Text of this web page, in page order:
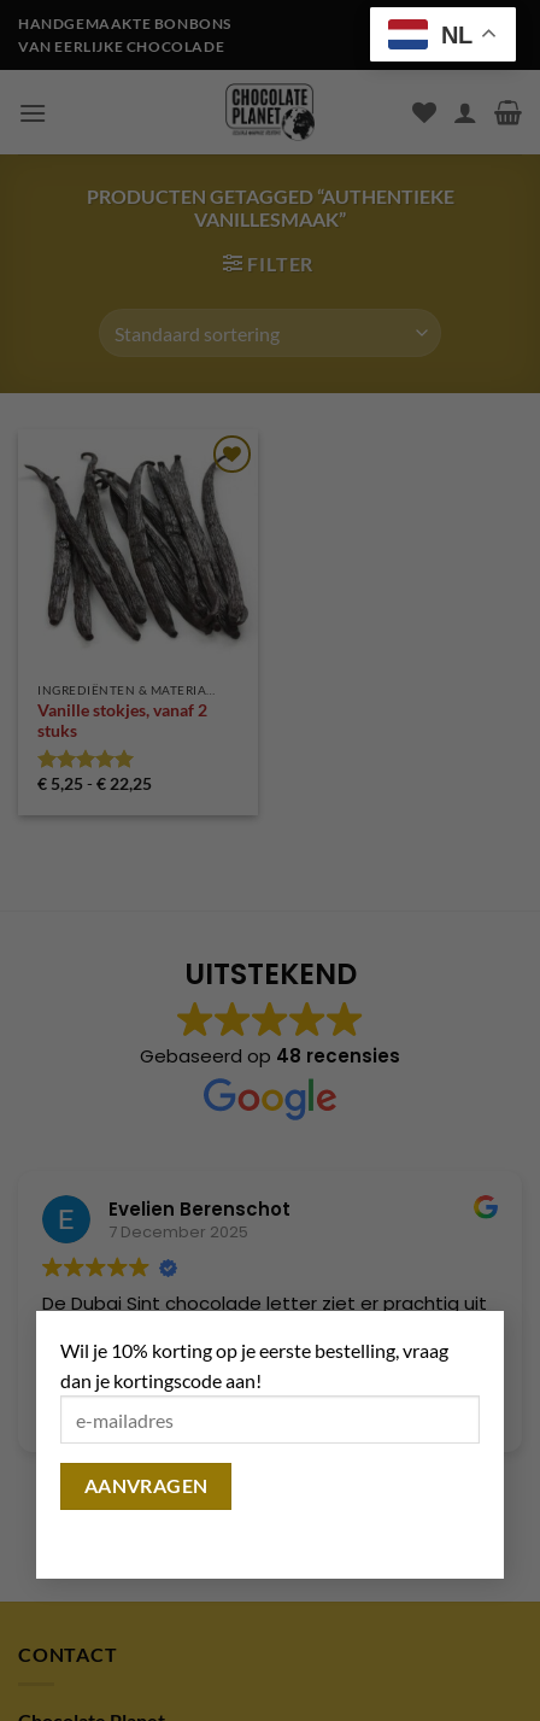
Wil je 10% korting op je eerste bestelling, vraag
dan je kortingscode aan!
Ga
naar
inhoud
HANDGEMAAKTE BONBONS
VAN EERLIJKE CHOCOLADE
PRODUCTEN GETAGGED “AUTHENTIEKE
VANILLESMAAK”
FILTER
Toevoegen
aan
verlanglijst
Vanille stokjes, vanaf 2
stuks
Gewaardeerd
€ 5,25 - € 22,25
UITSTEKEND
Gebaseerd op 48 recensies
Evelien Berenschot
7 December 2025
De Dubai Sint chocolade letter ziet er prachtig uit
lekkerste ever die smaakt naar MEER😋
CONTACT
NL